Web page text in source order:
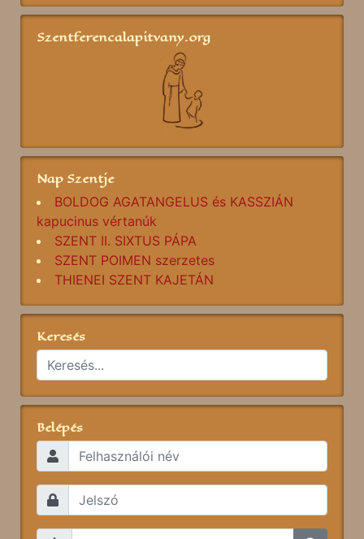
Szentferencalapitvany.org
Nap Szentje
BOLDOG AGATANGELUS és KASSZIÁN
kapucinus vértanúk
SZENT II. SIXTUS PÁPA
SZENT POIMEN szerzetes
THIENEI SZENT KAJETÁN
Keresés
Belépés